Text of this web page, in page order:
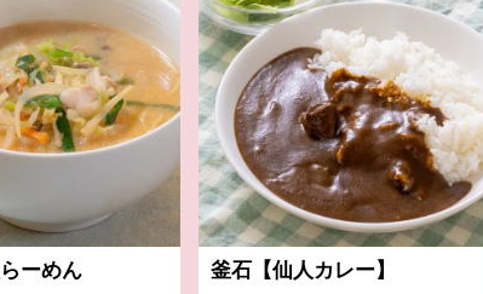
ーめん
釜石【仙人カレー】